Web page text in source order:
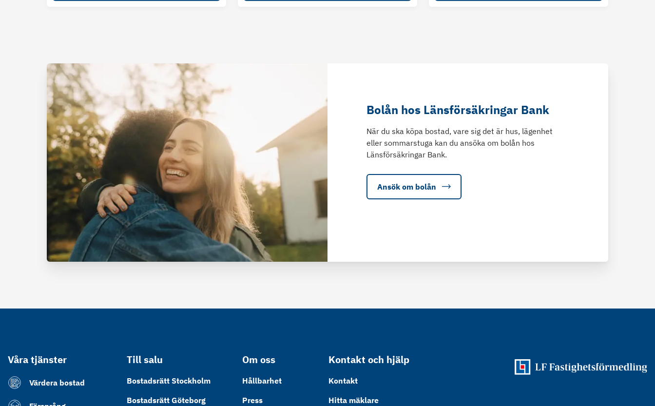
Bolån hos Länsförsäkringar Bank
När du ska köpa bostad, vare sig det är hus, lägenhet
eller sommarstuga kan du ansöka om bolån hos
Länsförsäkringar Bank.
Ansök om bolån
Våra tjänster
Värdera bostad
Till salu
Bostadsrätt Stockholm
Bostadsrätt Göteborg
Om oss
Hållbarhet
Press
Kontakt och hjälp
Kontakt
Hitta mäklare